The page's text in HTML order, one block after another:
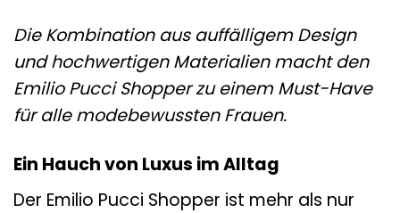
Die Kombination aus auffälligem Design
und hochwertigen Materialien macht den
Emilio Pucci Shopper zu einem Must-Have
für alle modebewussten Frauen.
Ein Hauch von Luxus im Alltag
Der Emilio Pucci Shopper ist mehr als nur